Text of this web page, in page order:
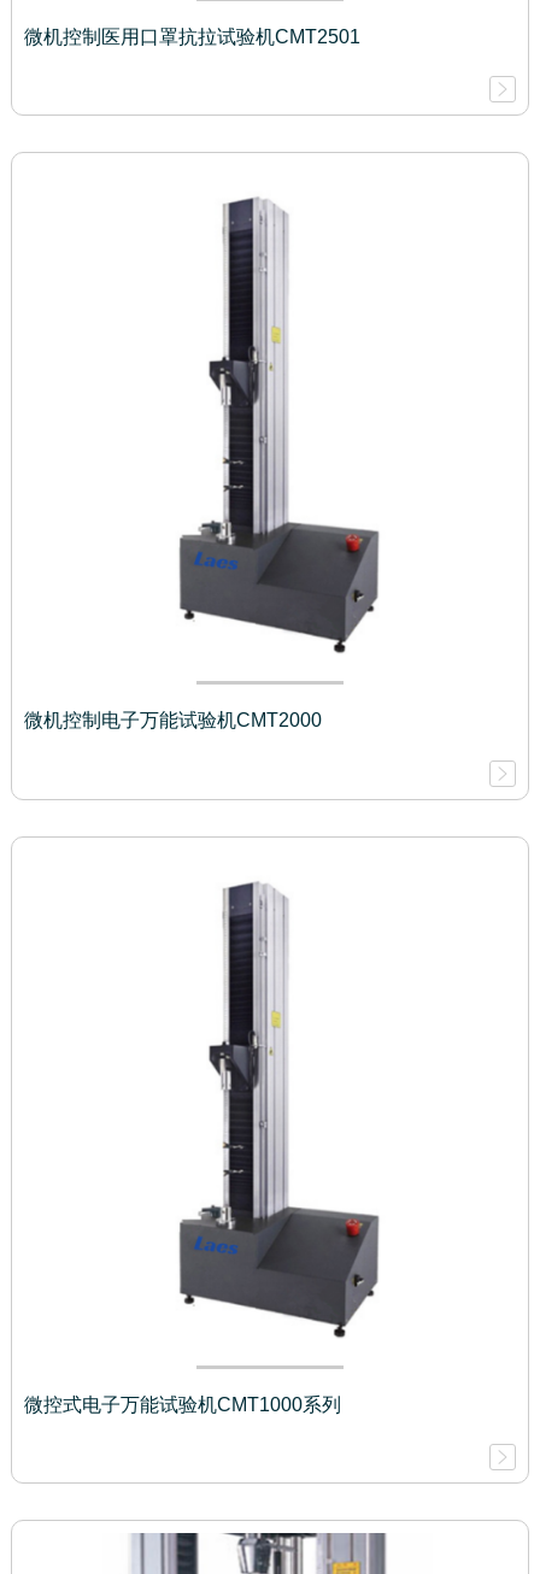
微机控制医用口罩抗拉试验机CMT2501
微机控制电子万能试验机CMT2000
微控式电子万能试验机CMT1000系列